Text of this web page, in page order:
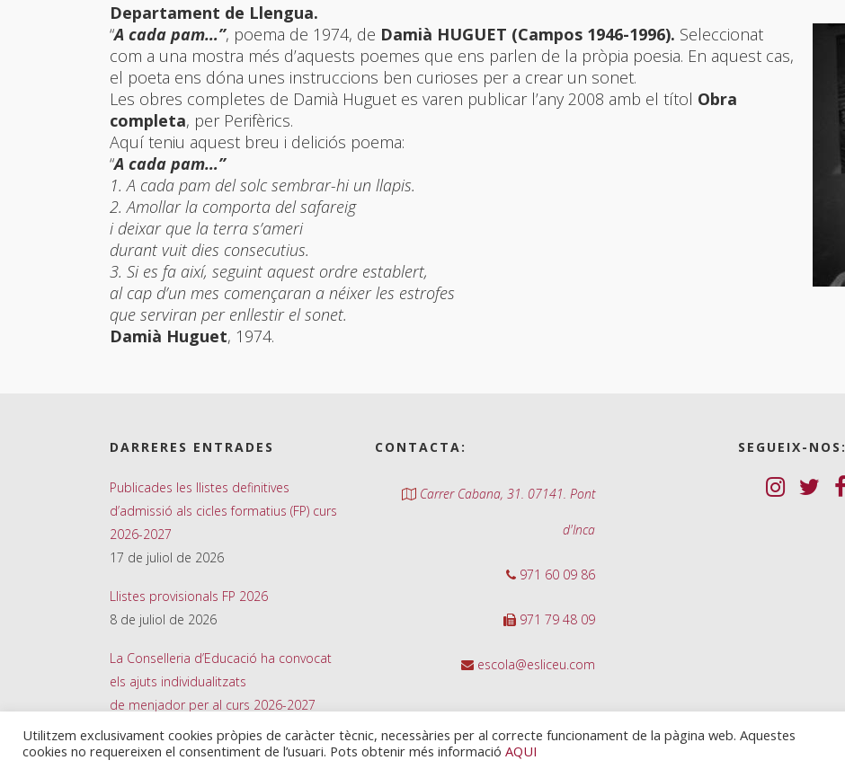
Departament de Llengua.
“A cada pam…”, poema de 1974, de Damià HUGUET (Campos 1946-1996). Seleccionat
com a una mostra més d’aquests poemes que ens parlen de la pròpia poesia. En aquest cas,
el poeta ens dóna unes instruccions ben curioses per a crear un sonet.
Les obres completes de Damià Huguet es varen publicar l’any 2008 amb el títol Obra
completa, per Perifèrics.
Aquí teniu aquest breu i deliciós poema:
“A cada pam…”
1. A cada pam del solc sembrar-hi un llapis.
2. Amollar la comporta del safareig
i deixar que la terra s’ameri
durant vuit dies consecutius.
3. Si es fa així, seguint aquest ordre establert,
al cap d’un mes començaran a néixer les estrofes
que serviran per enllestir el sonet.
Damià Huguet, 1974.
DARRERES ENTRADES
Publicades les llistes definitives
d’admissió als cicles formatius (FP) curs
2026-2027
17 de juliol de 2026
Llistes provisionals FP 2026
8 de juliol de 2026
La Conselleria d’Educació ha convocat
els ajuts individualitzats
de menjador per al curs 2026-2027
26 de juny de 2026
CONTACTA:
Carrer Cabana, 31. 07141. Pont
d'Inca
971 60 09 86
971 79 48 09
escola@esliceu.com
SEGUEIX-NOS:
Utilitzem exclusivament cookies pròpies de caràcter tècnic, necessàries per al correcte funcionament de la pàgina web. Aquestes
cookies no requereixen el consentiment de l’usuari. Pots obtenir més informació AQUI